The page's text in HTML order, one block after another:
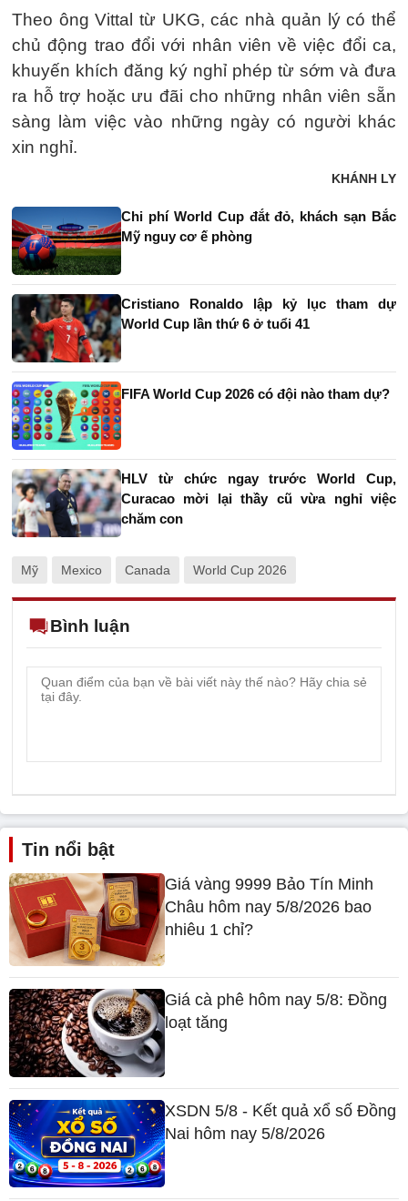
Theo ông Vittal từ UKG, các nhà quản lý có thể
chủ động trao đổi với nhân viên về việc đổi ca,
khuyến khích đăng ký nghỉ phép từ sớm và đưa
ra hỗ trợ hoặc ưu đãi cho những nhân viên sẵn
sàng làm việc vào những ngày có người khác
xin nghỉ.
KHÁNH LY
Chi phí World Cup đắt đỏ, khách sạn Bắc
Mỹ nguy cơ ế phòng
Cristiano Ronaldo lập kỷ lục tham dự
World Cup lần thứ 6 ở tuổi 41
FIFA World Cup 2026 có đội nào tham dự?
HLV từ chức ngay trước World Cup,
Curacao mời lại thầy cũ vừa nghỉ việc
chăm con
Mỹ Mexico Canada World Cup 2026
Bình luận
Tin nổi bật
Giá vàng 9999 Bảo Tín Minh
Châu hôm nay 5/8/2026 bao
nhiêu 1 chỉ?
Giá cà phê hôm nay 5/8: Đồng
loạt tăng
XSDN 5/8 - Kết quả xổ số Đồng
Nai hôm nay 5/8/2026